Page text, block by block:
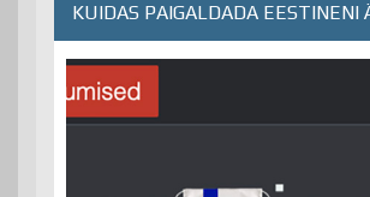
KUIDAS PAIGALDADA EESTINENI